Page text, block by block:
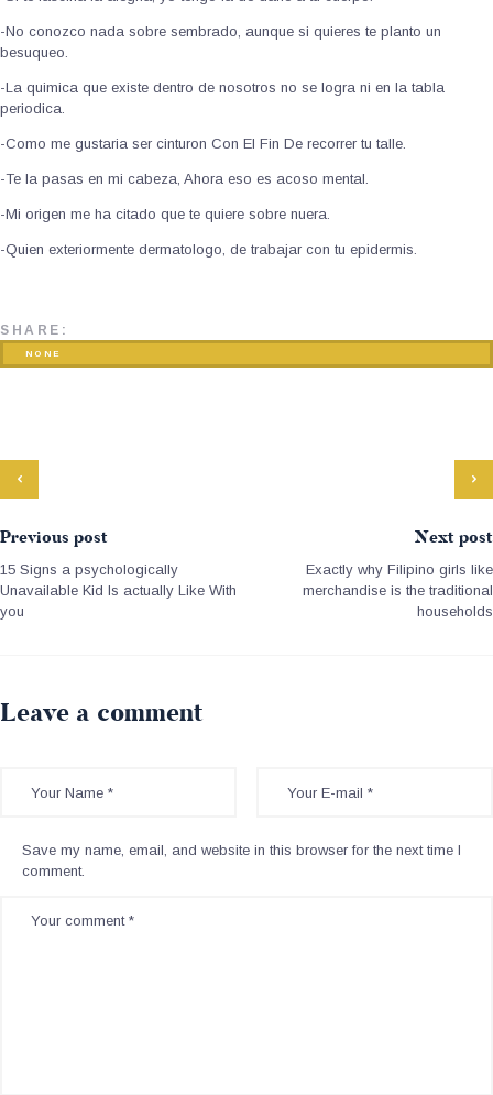
-No conozco nada sobre sembrado, aunque si quieres te planto un
besuqueo.
-La quimica que existe dentro de nosotros no se logra ni en la tabla
periodica.
-Como me gustaria ser cinturon Con El Fin De recorrer tu talle.
-Te la pasas en mi cabeza, Ahora eso es acoso mental.
-Mi origen me ha citado que te quiere sobre nuera.
-Quien exteriormente dermatologo, de trabajar con tu epidermis.
SHARE:
NONE
Previous post
15 Signs a psychologically
Unavailable Kid Is actually Like With
you
Next post
Exactly why Filipino girls like
merchandise is the traditional
households
Leave a comment
Save my name, email, and website in this browser for the next time I
comment.